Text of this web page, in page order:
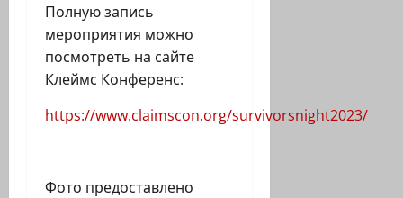
Полную запись
мероприятия можно
посмотреть на сайте
Клеймс Конференс:
https://www.claimscon.org/survivorsnight2023/
Фото предоставлено